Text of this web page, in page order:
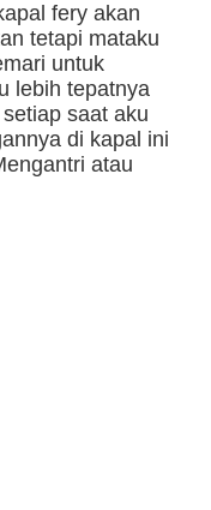
fery akan
tetapi mataku
untuk
lebih tepatnya
saat aku
di kapal ini
atau